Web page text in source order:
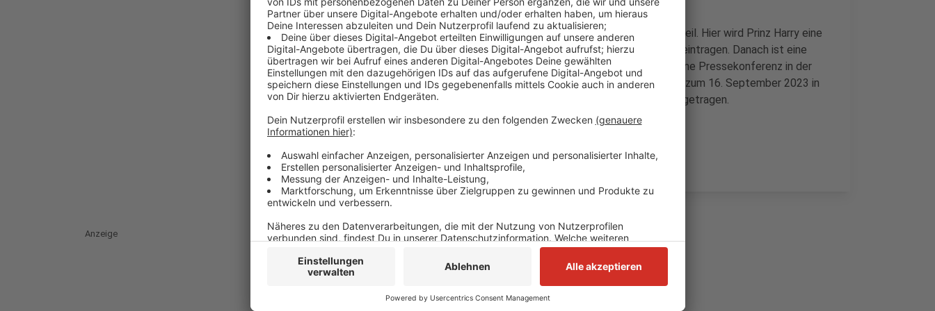
Harry und Meghan nehmen zuerst an einem Empfang im Rathaus teil. Hier wird Prinz Harry eine
Rede hält und sich wie auch Meghan ins Goldene Buch der Stadt eintragen. Danach ist eine
Schifffahrt über den Rhein geplant. Heute Nachmittag ist dann eine Pressekonferenz in der
Merkur Spiel-Arena geplant. Die Invictus Games finden vom 9. bis zum 16. September 2023 in
Düsseldorf statt - ein Großteil Wettkämpfe wird in der Arena ausgetragen.
Anzeige